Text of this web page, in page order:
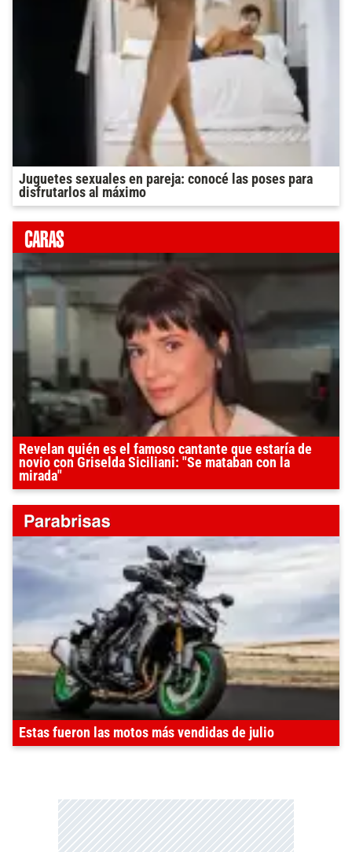
Juguetes sexuales en pareja: conocé las poses para
disfrutarlos al máximo
Revelan quién es el famoso cantante que estaría de
novio con Griselda Siciliani: "Se mataban con la
mirada"
Estas fueron las motos más vendidas de julio